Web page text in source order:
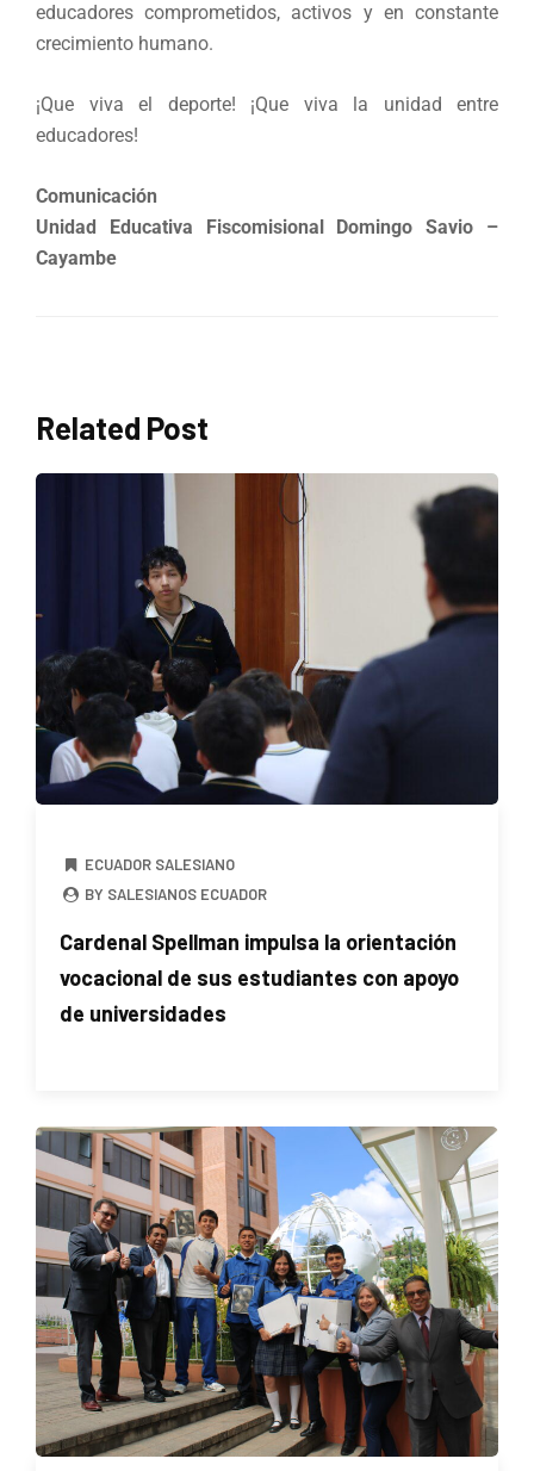
educadores comprometidos, activos y en constante
crecimiento humano.
¡Que viva el deporte! ¡Que viva la unidad entre
educadores!
Comunicación
Unidad Educativa Fiscomisional Domingo Savio –
Cayambe
Related Post
ECUADOR SALESIANO
BY SALESIANOS ECUADOR
Cardenal Spellman impulsa la orientación
vocacional de sus estudiantes con apoyo
de universidades